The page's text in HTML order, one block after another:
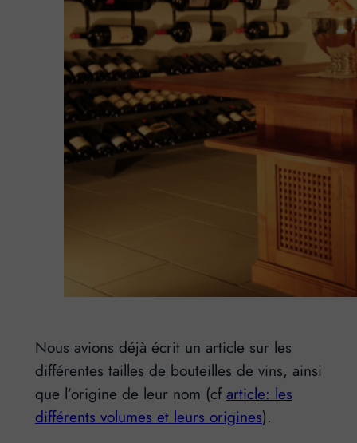
Nous avions déjà écrit un article sur les
différentes tailles de bouteilles de vins, ainsi
que l’origine de leur nom (cfarticle: les
différents volumes et leurs origines).